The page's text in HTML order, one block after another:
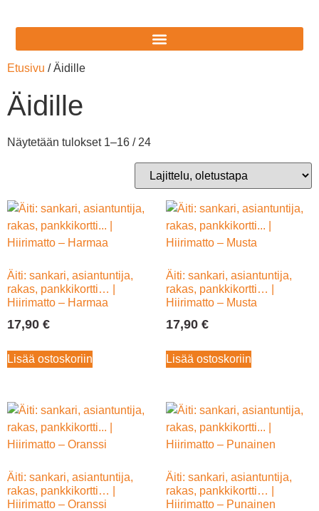
Etusivu / Äidille
Äidille
Näytetään tulokset 1–16 / 24
Äiti: sankari, asiantuntija,
rakas, pankkikortti… |
Hiirimatto – Harmaa
17,90 €
Lisää ostoskoriin
Äiti: sankari, asiantuntija,
rakas, pankkikortti… |
Hiirimatto – Musta
17,90 €
Lisää ostoskoriin
Äiti: sankari, asiantuntija,
rakas, pankkikortti… |
Hiirimatto – Oranssi
Äiti: sankari, asiantuntija,
rakas, pankkikortti… |
Hiirimatto – Punainen